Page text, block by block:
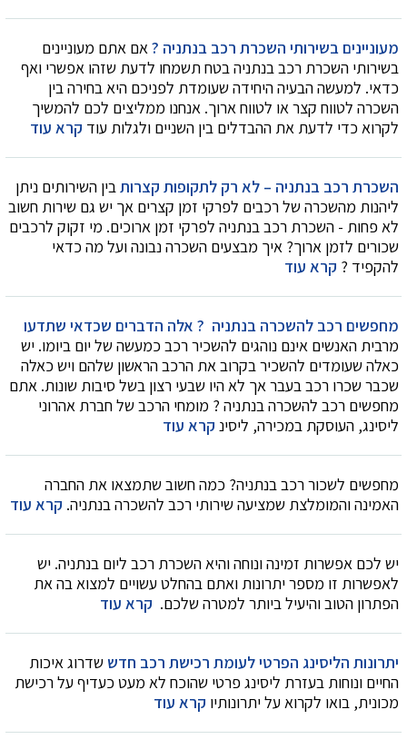
מעוניינים בשירותי השכרת רכב בנתניה ?אם אתם מעוניינים
בשירותי השכרת רכב בנתניה בטח תשמחו לדעת שזהו אפשרי ואף
כדאי. למעשה הבעיה היחידה שעומדת לפניכם היא בחירה בין
השכרה לטווח קצר או לטווח ארוך. אנחנו ממליצים לכם להמשיך
לקרוא כדי לדעת את ההבדלים בין השניים ולגלות עוד קרא עוד
השכרת רכב בנתניה – לא רק לתקופות קצרותבין השירותים ניתן
ליהנות מהשכרה של רכבים לפרקי זמן קצרים אך יש גם שירות חשוב
לא פחות - השכרת רכב בנתניה לפרקי זמן ארוכים. מי זקוק לרכבים
שכורים לזמן ארוך? איך מבצעים השכרה נבונה ועל מה כדאי
להקפיד ? קרא עוד
מחפשים רכב להשכרה בנתניה ? אלה הדברים שכדאי שתדעו
מרבית האנשים אינם נוהגים להשכיר רכב כמעשה של יום ביומו. יש
כאלה שעומדים להשכיר בקרוב את הרכב הראשון שלהם ויש כאלה
שכבר שכרו רכב בעבר אך לא היו שבעי רצון בשל סיבות שונות. אתם
מחפשים רכב להשכרה בנתניה ? מומחי הרכב של חברת אהרוני
ליסינג, העוסקת במכירה, ליסינ קרא עוד
מחפשים לשכור רכב בנתניה? כמה חשוב שתמצאו את החברה
האמינה והמומלצת שמציעה שירותי רכב להשכרה בנתניה. קרא עוד
יש לכם אפשרות זמינה ונוחה והיא השכרת רכב ליום בנתניה. יש
לאפשרות זו מספר יתרונות ואתם בהחלט עשויים למצוא בה את
הפתרון הטוב והיעיל ביותר למטרה שלכם. קרא עוד
יתרונות הליסינג הפרטי לעומת רכישת רכב חדש שדרוג איכות
החיים ונוחות בעזרת ליסינג פרטי שהוכח לא מעט כעדיף על רכישת
מכונית, בואו לקרוא על יתרונותיו קרא עוד